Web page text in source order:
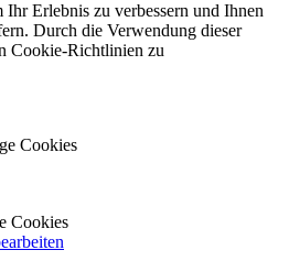
Erlebnis zu verbessern und Ihnen
Durch die Verwendung dieser
Cookie-Richtlinien zu
Cookies
Cookies